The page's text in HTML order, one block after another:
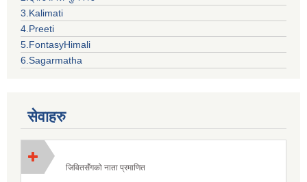
3.Kalimati
4.Preeti
5.FontasyHimali
6.Sagarmatha
सेवाहरु
जिवितसँगको नाता प्रमाणित